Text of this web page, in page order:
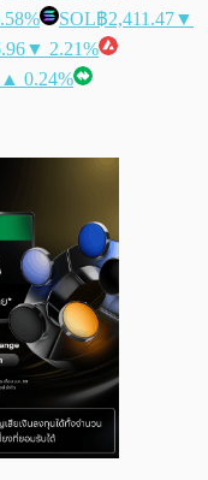
SOL฿2,411.47▼
▼ 2.21%
▲ 0.24%